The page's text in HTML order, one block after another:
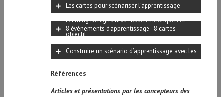
Les cartes pour scénariser l’apprentissage –
objectif
8 événements d’apprentissage - 8 cartes
Construire un scénario d’apprentissage avec les
Références
Articles et présentations par les concepteurs des